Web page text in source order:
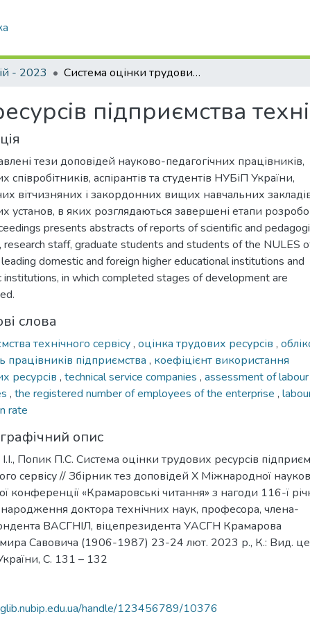
- 2023 Система оцінки трудових ресурсів підприємства технічного сервісу
підприємства
тези доповідей науково-педагогічних працівників,
співробітників, аспірантів та студентів НУБіП України,
вітчизняних і закордонних вищих навчальних
установ, в яких розглядаються завершені етапи
presents abstracts of reports of scientific and
research staff, graduate students and students of the NULES
domestic and foreign higher educational institutions and
institutions, in which completed stages of development are
слова
технічного сервісу, оцінка трудових ресурсів ,
працівників підприємства , коефіцієнт використання
ресурсів , technical service companies , assessment of labour
, the registered number of employees of the enterprise ,
rate
опис
Попик П.С. Система оцінки трудових ресурсів
сервісу // Збірник тез доповідей Х Міжнародної
конференції «Крамаровські читання» з нагоди 116-ї
доктора технічних наук, професора, члена-
ВАСГНІЛ, віцепрезидента УАСГН Крамарова
Савовича (1906-1987) 23-24 лют. 2023 р., К.: Вид.
С. 131 – 132
handle/123456789/10376